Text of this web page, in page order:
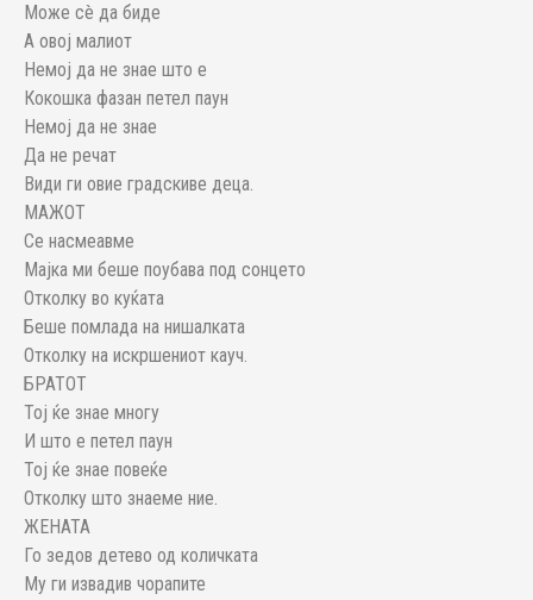
Може сè да биде
А овој малиот
Немој да не знае што е
Кокошка фазан петел паун
Немој да не знае
Да не речат
Види ги овие градскиве деца.
МАЖОТ
Се насмеавме
Мајка ми беше поубава под сонцето
Отколку во куќата
Беше помлада на нишалката
Отколку на искршениот кауч.
БРАТОТ
Тој ќе знае многу
И што е петел паун
Тој ќе знае повеќе
Отколку што знаеме ние.
ЖЕНАТА
Го зедов детево од количката
Му ги извадив чорапите